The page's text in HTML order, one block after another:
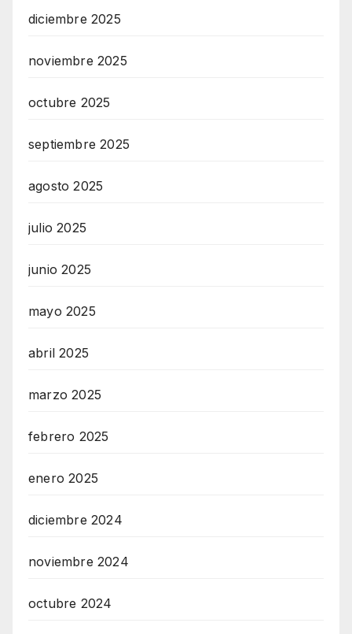
diciembre 2025
noviembre 2025
octubre 2025
septiembre 2025
agosto 2025
julio 2025
junio 2025
mayo 2025
abril 2025
marzo 2025
febrero 2025
enero 2025
diciembre 2024
noviembre 2024
octubre 2024